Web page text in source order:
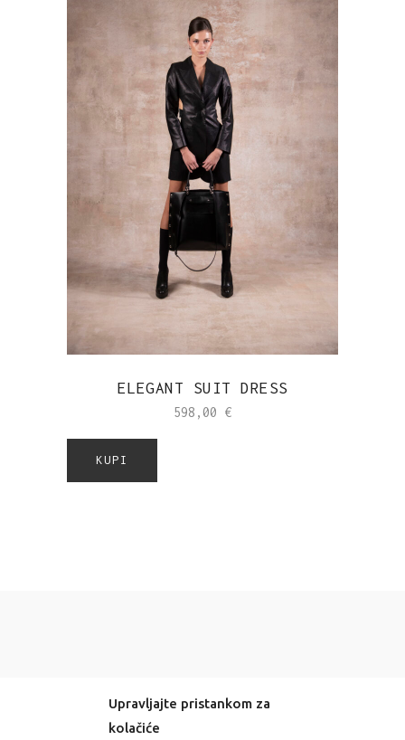
Upravljajte pristankom za
kolačiće
ELEGANT SUIT DRESS
598,00 €
KUPI